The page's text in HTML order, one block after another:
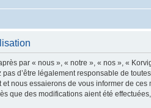
par « nous », « notre », « nos », «
d’être légalement responsable de
nous essaierons de vous informer de
que des modifications aient été